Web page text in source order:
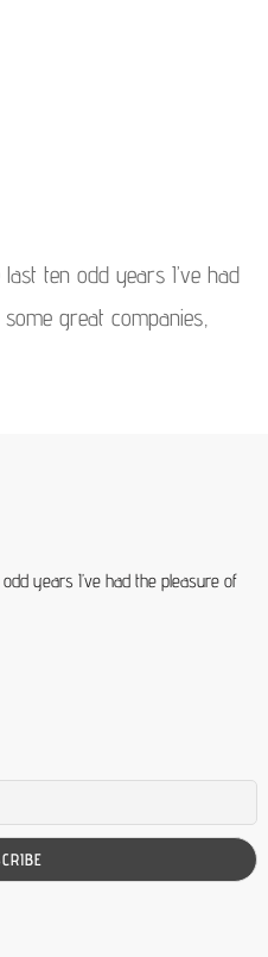
last ten odd years I’ve had
great companies,
years I’ve had the pleasure of